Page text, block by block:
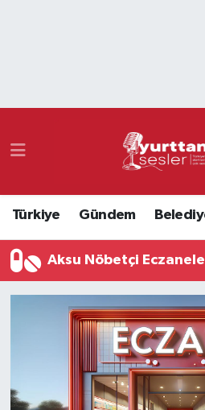
Türkiye Gündem
Aksu Nöbetçi
Namaz Vakitleri
Süper Lig Puan Durumu
Tüm Manşetler
Son Dakika Haberleri
Haber Arşivi